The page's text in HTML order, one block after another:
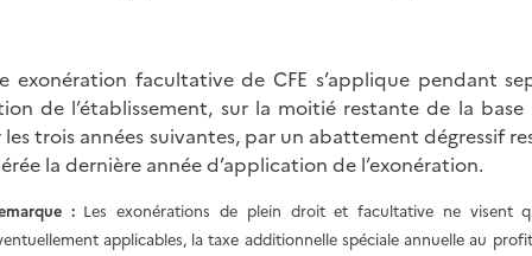
exonération facultative de CFE s’applique pendant
de l’établissement, sur la moitié restante de la
trois années suivantes, par un abattement dégressif
la dernière année d’application de l’exonération.
:Les exonérations de plein droit et facultative ne visent
applicables, la taxe additionnelle spéciale annuelle au